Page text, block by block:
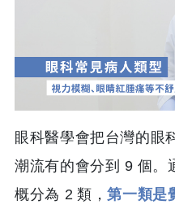
眼科醫學會把台灣的眼
潮流有的會分到 9 個。
概分為 2 類，第一類是